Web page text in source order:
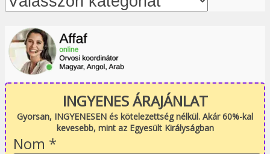
INGYENES ÁRAJÁNLAT
Gyorsan, INGYENESEN és kötelezettség nélkül. Akár 60%-kal
kevesebb, mint az Egyesült Királyságban
Nom *